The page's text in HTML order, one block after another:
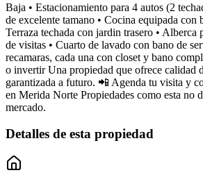
Baja • Estacionamiento para 4 autos (2
de excelente tamano • Cocina equipada con
Terraza techada con jardin trasero • Alberca
de visitas • Cuarto de lavado con bano de
recamaras, cada una con closet y bano
o invertir Una propiedad que ofrece calidad
garantizada a futuro. 📲 Agenda tu visita y
en Merida Norte Propiedades como esta no
mercado.
Detalles de esta propiedad